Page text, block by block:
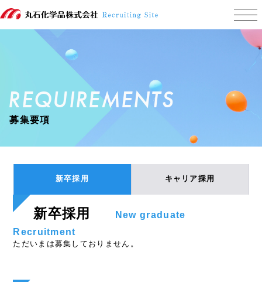
REQUIREMENTS
募集要項
新卒採用 キャリア採用
新卒採用
New graduate
Recruitment
ただいまは募集しておりません。